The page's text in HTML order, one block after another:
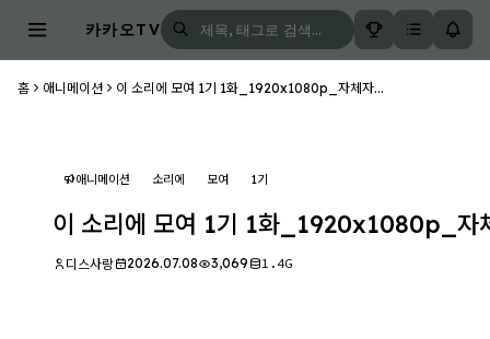
카카오TV
홈 애니메이션 이 소리에 모여 1기 1화_1920x1080p_자체자...
애니메이션 소리에 모여 1기
이 소리에 모여 1기 1화_1920x1080p_자
디스사랑 2026.07.08 3,069 1.4G